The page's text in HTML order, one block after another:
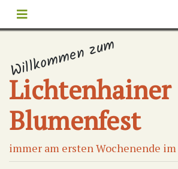
Willkommen zum
Lichtenhainer
Blumenfest
immer am ersten Wochenende